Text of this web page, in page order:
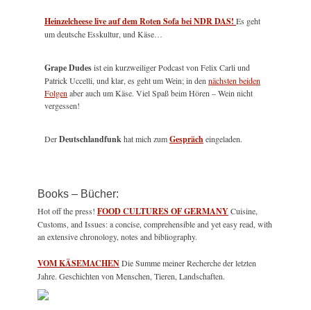
Heinzelcheese live auf dem Roten Sofa bei NDR DAS! Es geht
um deutsche Esskultur, und Käse…
Grape Dudesist ein kurzweiliger Podcast von Felix Carli und
Patrick Uccelli, und klar, es geht um Wein; in den nächsten beiden
Folgen aber auch um Käse. Viel Spaß beim Hören – Wein nicht
vergessen!
DerDeutschlandfunkhat mich zumGesprächeingeladen.
Books – Bücher:
Hot off the press! FOOD CULTURES OF GERMANYCuisine,
Customs, and Issues: a concise, comprehensible and yet easy read, with
an extensive chronology, notes and bibliography.
VOM KÄSEMACHENDie Summe meiner Recherche der letzten
Jahre. Geschichten von Menschen, Tieren, Landschaften.